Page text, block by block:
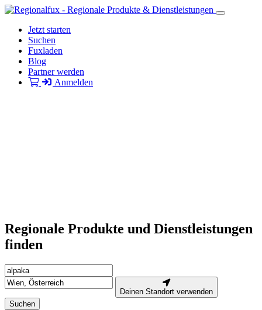
Jetzt starten
Suchen
Fuxladen
Blog
Partner werden
Anmelden
Regionale Produkte und Dienstleistungen
finden
Deinen Standort verwenden
Suchen